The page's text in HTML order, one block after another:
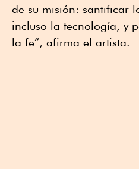
de su misión: santificar
incluso la tecnología, y
la fe”, afirma el artista.